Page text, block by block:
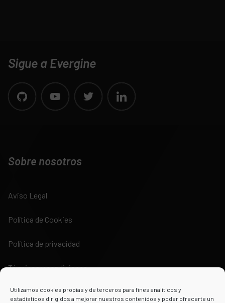
Utilizamos cookies propias y de terceros para fines analíticos y
estadísticos dirigidos a mejorar nuestros contenidos y poder ofrecerte un
Sigue a Evergine
Sobre nosotros
Aviso Legal
Política de Cookies
Política de privacidad
Términos y condiciones